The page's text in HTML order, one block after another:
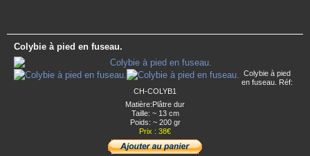
Colybie à pied en fuseau.
Colybie à pied
en fuseau. Réf:
CH-COLYB1
Matière:Plâtre dur
Taille: ~ 13 cm
Poids: ~ 200 gr
Prix : 38€